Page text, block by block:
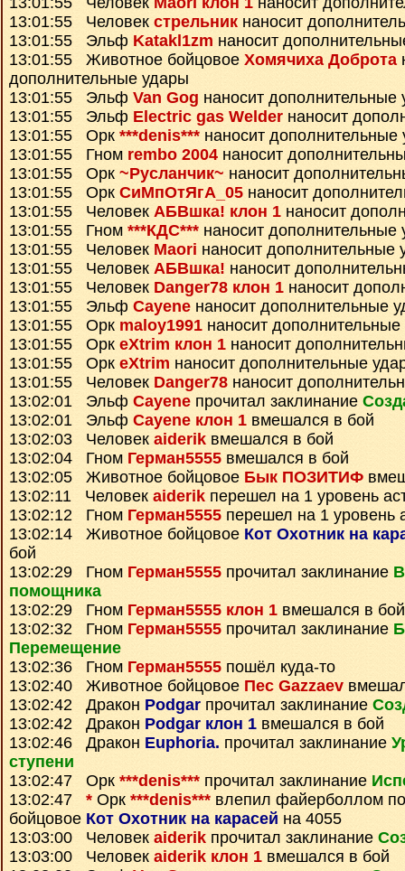
13:01:55 Человек стрельник наносит
13:01:55 Эльф Katakl1zm наносит
13:01:55 Животное бойцовое Хомячиха Доброта
дополнительные удары
13:01:55 Эльф Van Gog наносит дополнительные
13:01:55 Эльф Electric gas Welder наносит
13:01:55 Орк ***denis*** наносит дополнительные
13:01:55 Гном rembo 2004 наносит
13:01:55 Орк ~Русланчик~ наносит
13:01:55 Орк СиМпОтЯгА_05 наносит
13:01:55 Человек АБВшка! клон 1 наносит
13:01:55 Гном ***КДС*** наносит дополнительные
13:01:55 Человек Maori наносит дополнительные
13:01:55 Человек АБВшка! наносит
13:01:55 Человек Danger78 клон 1 наносит
13:01:55 Эльф Cayene наносит дополнительные
13:01:55 Орк maloy1991 наносит
13:01:55 Орк eXtrim клон 1 наносит
13:01:55 Орк eXtrim наносит дополнительные
13:01:55 Человек Danger78 наносит
13:02:01 Эльф Cayene прочитал заклинание
13:02:01 Эльф Cayene клон 1 вмешался в бой
13:02:03 Человек aiderik вмешался в бой
13:02:04 Гном Герман5555 вмешался в бой
13:02:05 Животное бойцовое Бык ПОЗИТИФ
13:02:11 Человек aiderik перешел на 1 уровень
13:02:12 Гном Герман5555 перешел на 1 уровень
13:02:14 Животное бойцовое Кот Охотник на
бой
13:02:29 Гном Герман5555 прочитал заклинание
помощника
13:02:29 Гном Герман5555 клон 1 вмешался в бой
13:02:32 Гном Герман5555 прочитал заклинание
Перемещение
13:02:36 Гном Герман5555 пошёл куда-то
13:02:40 Животное бойцовое Пес Gazzaev
13:02:42 Дракон Podgar прочитал заклинание
13:02:42 Дракон Podgar клон 1 вмешался в бой
13:02:46 Дракон Euphoria. прочитал заклинание
ступени
13:02:47 Орк ***denis*** прочитал заклинание
13:02:47 * Орк ***denis*** влепил файерболлом
бойцовое Кот Охотник на карасей на 4055
13:03:00 Человек aiderik прочитал заклинание
13:03:00 Человек aiderik клон 1 вмешался в бой